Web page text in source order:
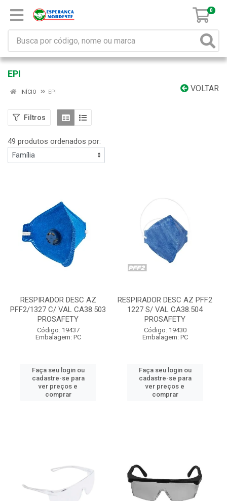
0
EPI
VOLTAR
INÍCIO EPI
Filtros
49 produtos ordenados por:
RESPIRADOR DESC AZ
PFF2/1327 C/ VAL CA38.503
PROSAFETY
Código: 19437
Embalagem: PC
Faça seu login ou
cadastre-se para
ver preços e
comprar
RESPIRADOR DESC AZ PFF2
1227 S/ VAL CA38.504
PROSAFETY
Código: 19430
Embalagem: PC
Faça seu login ou
cadastre-se para
ver preços e
comprar